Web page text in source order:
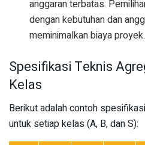
anggaran terbatas.
dengan kebutuhan dan
meminimalkan biaya proyek.
Spesifikasi Teknis
Kelas
Berikut adalah contoh
untuk setiap kelas (A, B, dan S):